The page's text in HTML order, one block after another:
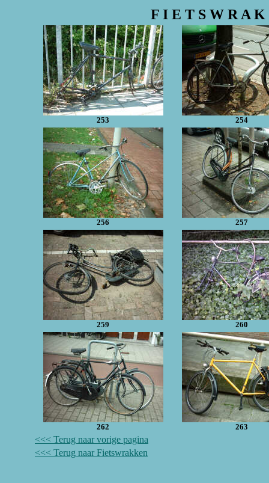
F I E T S W R A K
253 254
256 257
259 260
262 263
<<< Terug naar vorige pagina
<<< Terug naar Fietswrakken